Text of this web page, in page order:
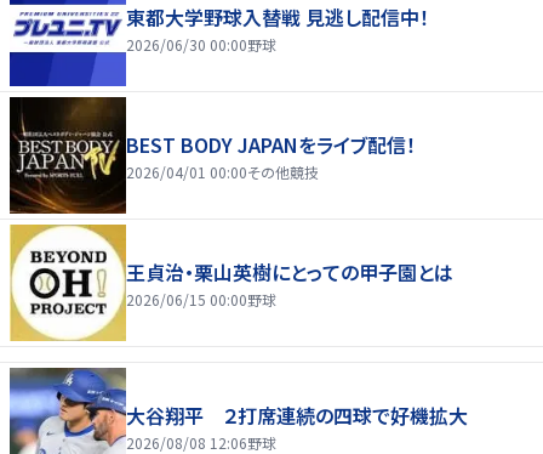
東都大学野球入替戦 見逃し配信中！
2026/06/30 00:00野球
BEST BODY JAPANをライブ配信！
2026/04/01 00:00その他競技
王貞治・栗山英樹にとっての甲子園とは
2026/06/15 00:00野球
大谷翔平 ２打席連続の四球で好機拡大
2026/08/08 12:06野球